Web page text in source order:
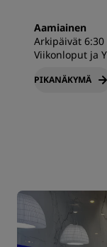
Aamiainen
Arkipäivät 6:30
Viikonloput ja
PIKANÄKYMÄ